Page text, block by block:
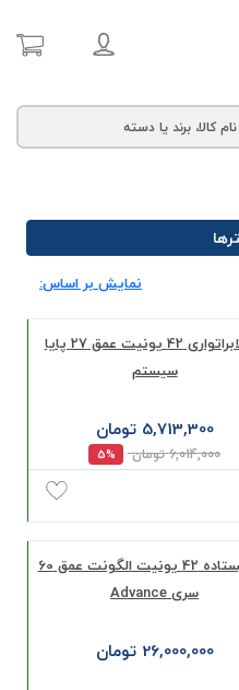
نمایش بر اساس:
رک لابراتواری 42 یونیت عمق 27 پایا
سیستم
5,713,300 تومان
6,014,000 تومان 5%
رک ايستاده 42 يونيت الگونت عمق 60
سری Advance
26,000,000 تومان